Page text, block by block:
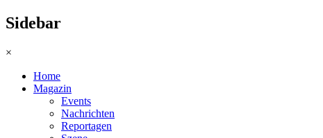
Sidebar
×
Home
Magazin
Events
Nachrichten
Reportagen